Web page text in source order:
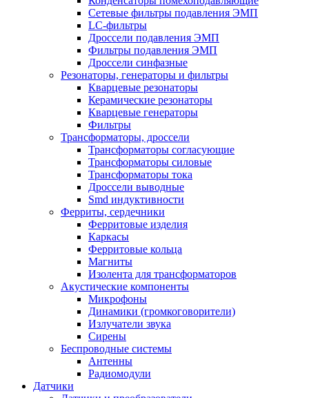
Сетевые фильтры подавления ЭМП
LC-фильтры
Дроссели подавления ЭМП
Фильтры подавления ЭМП
Дроссели синфазные
Резонаторы, генераторы и фильтры
Кварцевые резонаторы
Керамические резонаторы
Кварцевые генераторы
Фильтры
Трансформаторы, дроссели
Трансформаторы согласующие
Трансформаторы силовые
Трансформаторы тока
Дроссели выводные
Smd индуктивности
Ферриты, сердечники
Ферритовые изделия
Каркасы
Ферритовые кольца
Магниты
Изолента для трансформаторов
Акустические компоненты
Микрофоны
Динамики (громкоговорители)
Излучатели звука
Сирены
Беспроводные системы
Антенны
Радиомодули
Датчики